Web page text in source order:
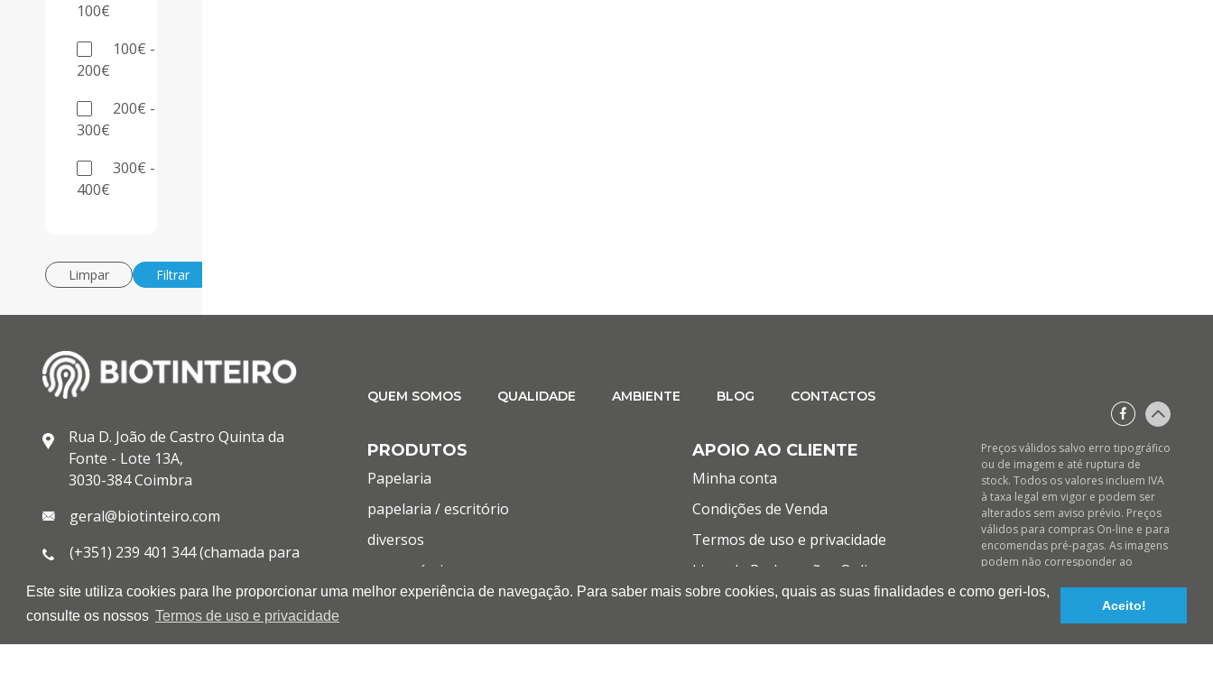
Este site utiliza cookies para lhe proporcionar uma melhor experiência de navegação. Para saber mais sobre cookies, quais as suas finalidades e como geri-los,
consulte os nossos Termos de uso e privacidade
Aceito!
100€
100€ -
200€
200€ -
300€
300€ -
400€
Limpar Filtrar
Rua D. João de Castro Quinta da
Fonte - Lote 13A,
3030-384 Coimbra
geral@biotinteiro.com
(+351) 239 401 344 (chamada para
(+351) 933 013 443 (chamada para
rede móvel nacional)
QUEM SOMOS QUALIDADE AMBIENTE BLOG CONTACTOS
PRODUTOS
Papelaria
papelaria / escritório
diversos
consumíveis
informática
APOIO AO CLIENTE
Minha conta
Condições de Venda
Termos de uso e privacidade
Livro de Reclamações Online
Preços válidos salvo erro tipográfico
ou de imagem e até ruptura de
stock. Todos os valores incluem IVA
à taxa legal em vigor e podem ser
alterados sem aviso prévio. Preços
válidos para compras On-line e para
encomendas pré-pagas. As imagens
podem não corresponder ao
declina qualquer responsabilidade
sobre eventuais erros nas
descrições e/ou referências dos
produtos.